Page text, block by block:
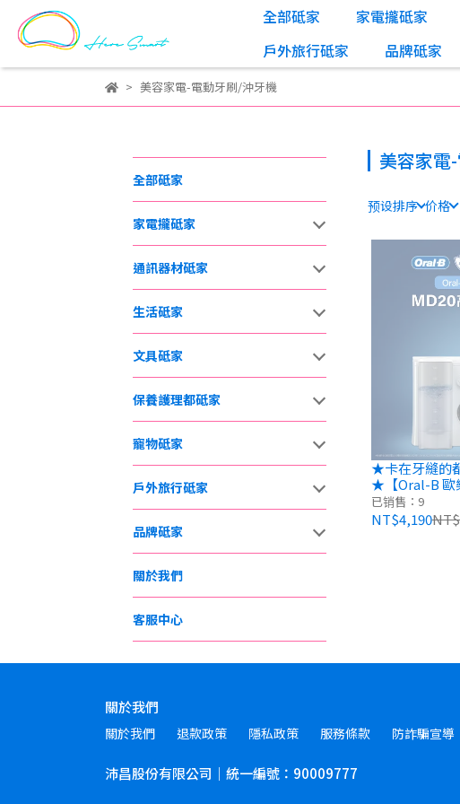
全部砥家 家電攏砥家
戶外旅行砥家
品牌砥家
美容家電-電動牙刷/沖牙機
全部砥家
家電攏砥家
通訊器材砥家
生活砥家
文具砥家
保養護理都砥家
寵物砥家
戶外旅行砥家
品牌砥家
關於我們
客服中心
美容家電
预设排序 价格
★卡在牙縫的
★【Oral-B 歐
沖牙機 全新升
已销售：9
NT$4,190
關於我們
關於我們 退款政策 隱私政策 服務條款 防詐騙宣導
沛昌股份有限公司｜統一編號：90009777